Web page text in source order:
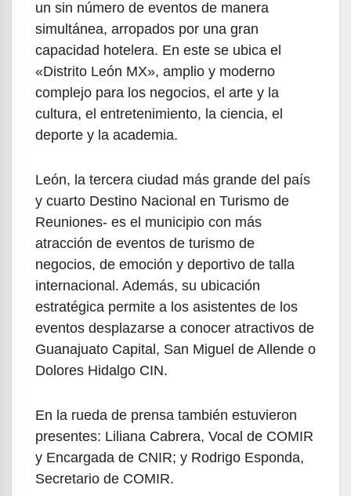
un sin número de eventos de manera
simultánea, arropados por una gran
capacidad hotelera. En este se ubica el
«Distrito León MX», amplio y moderno
complejo para los negocios, el arte y la
cultura, el entretenimiento, la ciencia, el
deporte y la academia.
León, la tercera ciudad más grande del país
y cuarto Destino Nacional en Turismo de
Reuniones- es el municipio con más
atracción de eventos de turismo de
negocios, de emoción y deportivo de talla
internacional. Además, su ubicación
estratégica permite a los asistentes de los
eventos desplazarse a conocer atractivos de
Guanajuato Capital, San Miguel de Allende o
Dolores Hidalgo CIN.
En la rueda de prensa también estuvieron
presentes: Liliana Cabrera, Vocal de COMIR
y Encargada de CNIR; y Rodrigo Esponda,
Secretario de COMIR.